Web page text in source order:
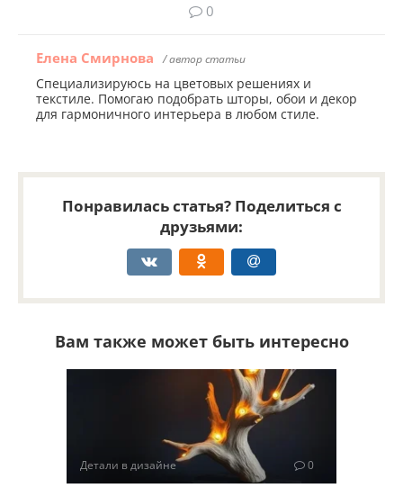
0
Елена Смирнова / автор статьи
Специализируюсь на цветовых решениях и
текстиле. Помогаю подобрать шторы, обои и декор
для гармоничного интерьера в любом стиле.
Понравилась статья? Поделиться с
друзьями:
Вам также может быть интересно
Детали в дизайне 0